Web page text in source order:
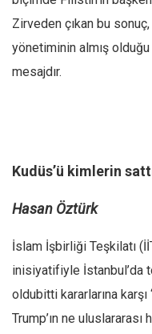
Zirveden çıkan bu
yönetiminin almış
mesajdır.
Kudüs’ü kimlerin
Hasan Öztürk
İslam İşbirliği Teşkilatı
inisiyatifiyle İstanbul’da
oldubitti kararlarına
Trump’ın ne